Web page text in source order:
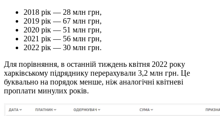
2018 рік — 28 млн грн,
2019 рік — 67 млн грн,
2020 рік — 51 млн грн,
2021 рік — 56 млн грн,
2022 рік — 30 млн грн.
Для порівняння, в останній тиждень квітня 2022 року
харківському підряднику перерахували 3,2 млн грн. Це
буквально на порядок менше, ніж аналогічні квітневі
проплати минулих років.